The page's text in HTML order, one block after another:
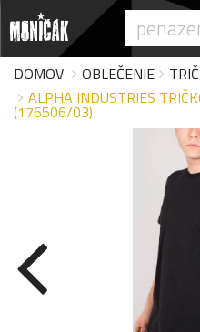
DOMOV
OBLEČENIE
ALPHA INDUSTRIES
(176506/03)